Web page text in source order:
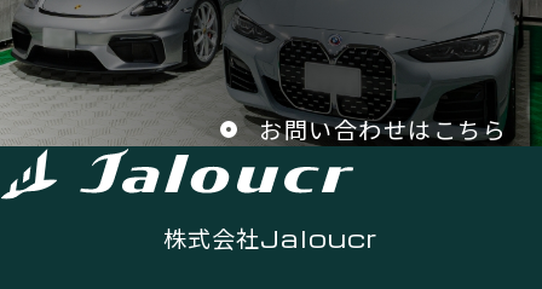
お問い合わせはこちら
株式会社Jaloucr